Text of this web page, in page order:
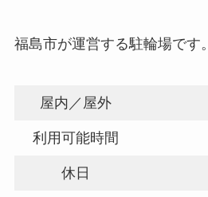
福島市が運営する駐輪場です。
屋内／屋外
利用可能時間
休日